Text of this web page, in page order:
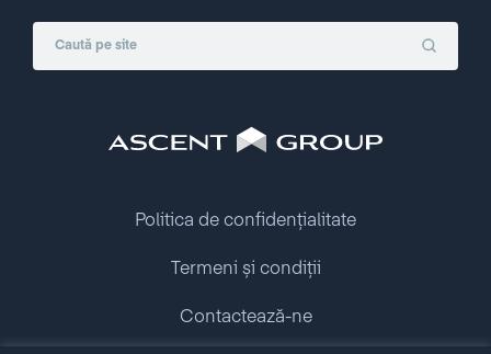
Politica de confidențialitate
Termeni și condiții
Contactează-ne